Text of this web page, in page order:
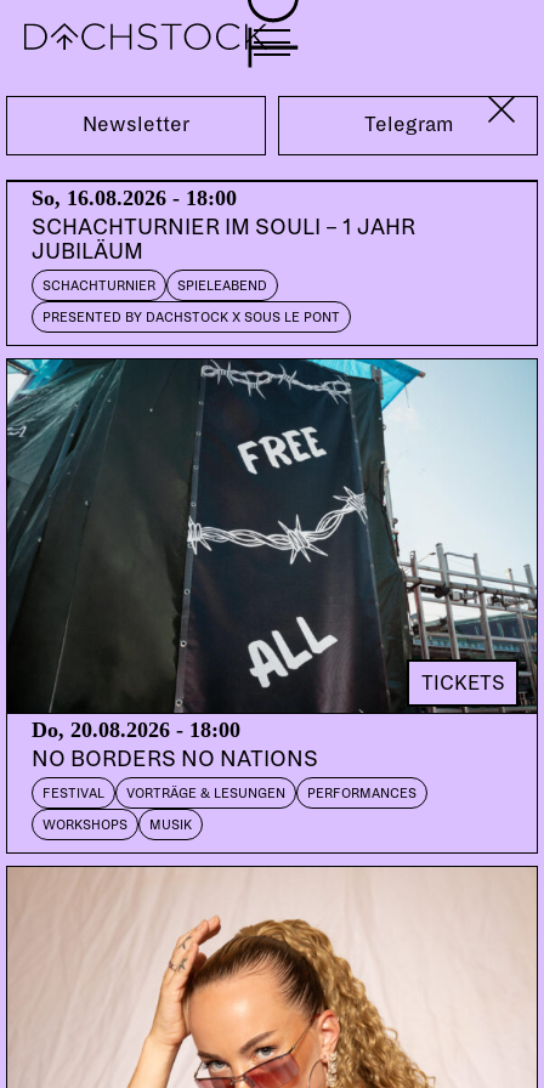
Fr, 06.03.2020
DOORS:00:00
Newsletter Telegram
So, 16.08.2026 - 18:00
SCHACHTURNIER IM SOULI – 1 JAHR
JUBILÄUM
SCHACHTURNIER SPIELEABEND
PRESENTED BY DACHSTOCK X SOUS LE PONT
TICKETS
Do, 20.08.2026 - 18:00
NO BORDERS NO NATIONS
FESTIVAL VORTRÄGE & LESUNGEN PERFORMANCES
WORKSHOPS MUSIK